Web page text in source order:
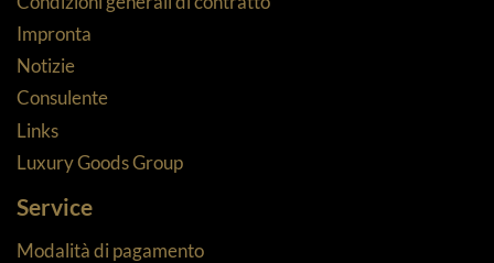
Impronta
Notizie
Consulente
Links
Luxury Goods Group
Service
Modalità di pagamento